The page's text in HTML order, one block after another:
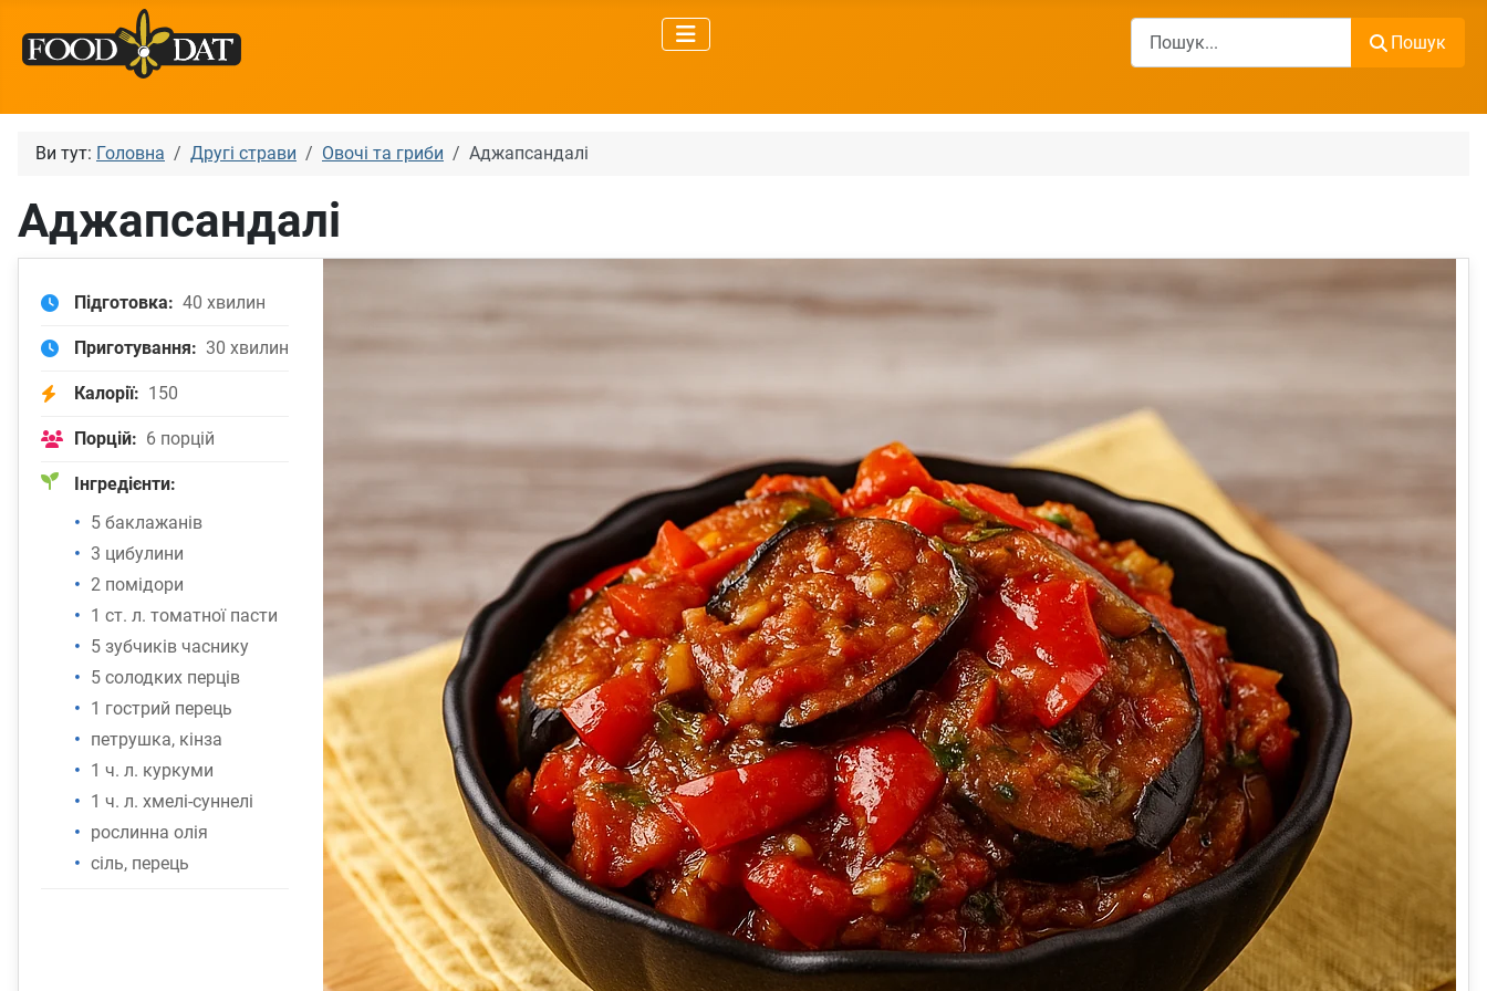
Пошук
Пошук
Ви тут: Головна Другі страви Овочі та гриби Аджапсандалі
Аджапсандалі
Підготовка: 40 хвилин
Приготування: 30 хвилин
Калорії: 150
Порцій: 6 порцій
Інгредієнти:
5 баклажанів
3 цибулини
2 помідори
1 ст. л. томатної пасти
5 зубчиків часнику
5 солодких перців
1 гострий перець
петрушка, кінза
1 ч. л. куркуми
1 ч. л. хмелі-суннелі
рослинна олія
сіль, перець